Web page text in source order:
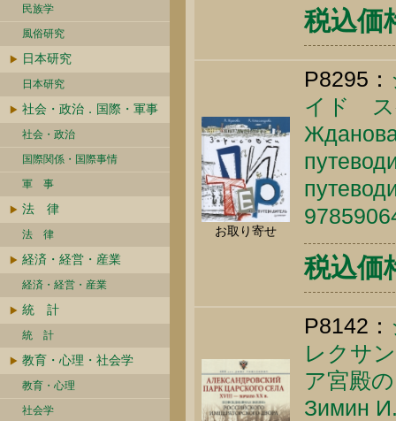
民族学
風俗研究
日本研究
日本研究
社会・政治．国際・軍事
社会・政治
国際関係・国際事情
軍 事
法 律
法 律
経済・経営・産業
経済・経営・産業
統 計
統 計
教育・心理・社会学
教育・心理
社会学
税込価
お取り寄せ
P8295：
イド ス
税込価
P8142：
レクサ
ア宮殿
Зимин